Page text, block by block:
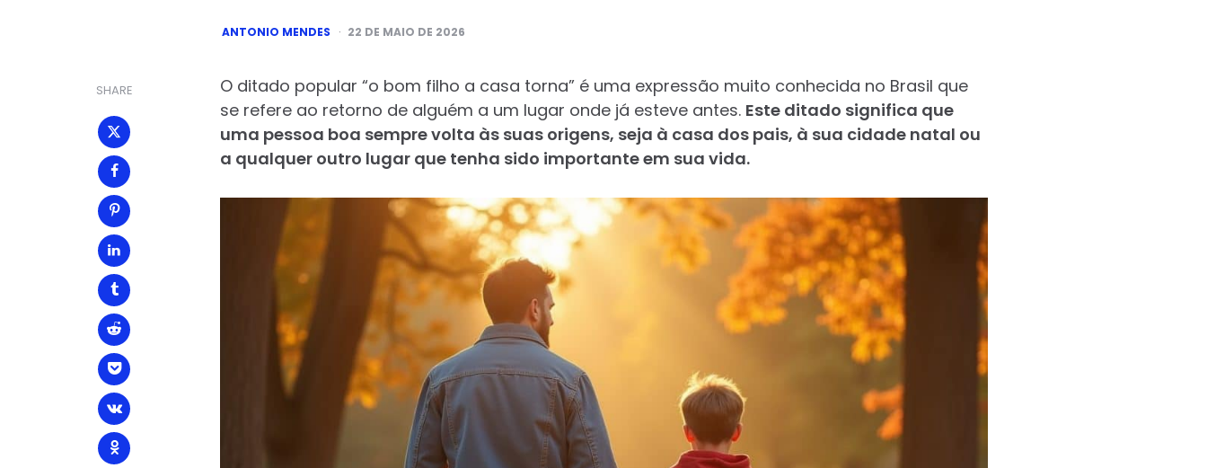
POSTED
BY
ANTONIO MENDES 22 DE MAIO DE 2026
SHARE
O ditado popular “o bom filho a casa torna” é uma expressão muito conhecida no Brasil que
se refere ao retorno de alguém a um lugar onde já esteve antes. Este ditado significa que
uma pessoa boa sempre volta às suas origens, seja à casa dos pais, à sua cidade natal ou
a qualquer outro lugar que tenha sido importante em sua vida.